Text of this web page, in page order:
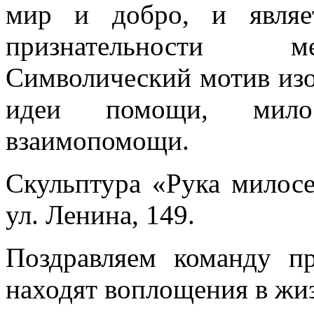
мир и добро, и
признательности
Символический мотив
идеи помощи,
взаимопомощи.
Скульптура «Рука
ул. Ленина, 149.
Поздравляем команду
находят воплощения в